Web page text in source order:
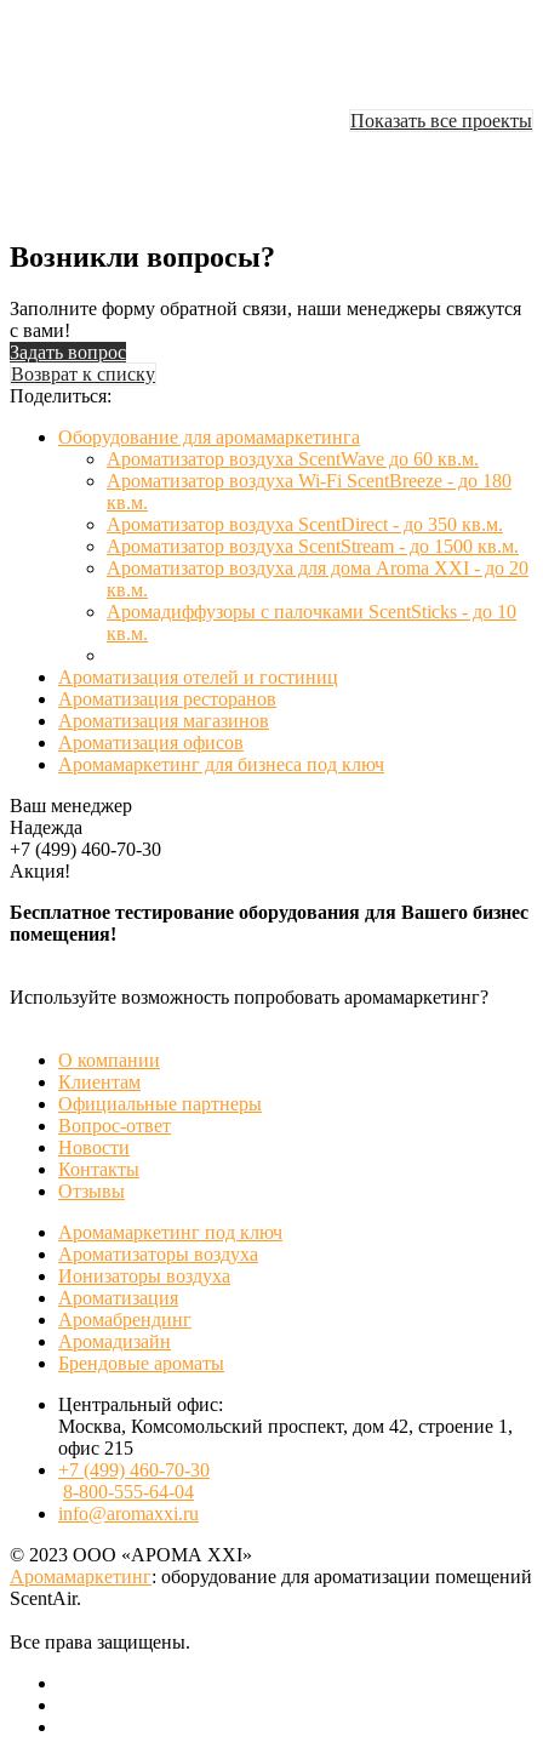
Показать все проекты
Возникли вопросы?
Заполните форму обратной связи, наши менеджеры свяжутся
с вами!
Задать вопрос
Возврат к списку
Поделиться:
Оборудование для аромамаркетинга
Ароматизатор воздуха ScentWave до 60 кв.м.
Ароматизатор воздуха Wi-Fi ScentBreeze - до 180
кв.м.
Ароматизатор воздуха ScentDirect - до 350 кв.м.
Ароматизатор воздуха ScentStream - до 1500 кв.м.
Ароматизатор воздуха для дома Aroma XXI - до 20
кв.м.
Аромадиффузоры с палочками ScentSticks - до 10
кв.м.
Ароматизация отелей и гостиниц
Ароматизация ресторанов
Ароматизация магазинов
Ароматизация офисов
Аромамаркетинг для бизнеса под ключ
Ваш менеджер
Надежда
+7 (499) 460-70-30
Акция!
Бесплатное тестирование оборудования для Вашего бизнес
помещения!
Используйте возможность попробовать аромамаркетинг?
О компании
Клиентам
Официальные партнеры
Вопрос-ответ
Новости
Контакты
Отзывы
Аромамаркетинг под ключ
Ароматизаторы воздуха
Ионизаторы воздуха
Ароматизация
Аромабрендинг
Аромадизайн
Брендовые ароматы
Центральный офис:
Москва, Комсомольский проспект, дом 42, строение 1,
офис 215
+7 (499) 460-70-30
8-800-555-64-04
info@aromaxxi.ru
© 2023 ООО «АРОМА XXI»
Аромамаркетинг: оборудование для ароматизации помещений
ScentAir.
Все права защищены.